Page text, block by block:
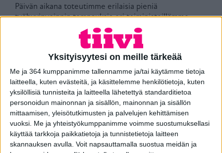
Yksityisyytesi on meille tärkeää
Me ja 364 kumppanimme tallennamme ja/tai käytämme tietoja
laitteella, kuten evästeitä, ja käsittelemme henkilötietoja, kuten
yksilöllisiä tunnisteita ja laitteella lähetettyä standarditietoa
personoidun mainonnan ja sisällön, mainonnan ja sisällön
mittaamisen, yleisötutkimusten ja palvelujen kehittämisen
vuoksi. Me ja yhteistyökumppanimme voimme suostumuksellasi
käyttää tarkkoja paikkatietoja ja tunnistetietoja laitteen
skannauksen avulla. Voit napsauttamalla suostua meidän ja
Päivän aikana toteutimme erilaisia pieniä
työhyvinvoinnin tempauksia eri toimipisteillämme.
Toimistoilla järjestimme muun muassa terveellisiä
aamiais- ja brunssitarjottavia, kehonhuoltoa sekä
rentoutusta ammattilaisen ohjaamana, mahdollisuuden
kehua ihania työkavereita ja vaihtaa kuulumisia
nauttien samalla korvapuustipäivän mukaisesti
tuoreista korvapuusteista.
Osa henkilöstöstämme tuli töihin auaton sijaan
pyörällä ja kävimme myös yhdessä ulkoilemassa
raittiissa ulkoilmassa.
Unelmien työpäivänä pidimme huolta myös siitä, että
jokainen pääsi ajoissa ja virkeänä päivän tärkeimpään